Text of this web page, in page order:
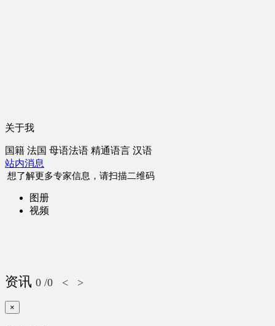
关于我
国籍 法国 母语法语 精通语言 汉语
站内消息
想了解更多专家信息，请扫描二维码
图册
视频
资讯 0 /0 < >
×